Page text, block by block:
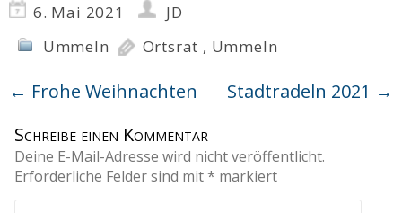
6. Mai 2021
JD
Ummeln
Ortsrat , Ummeln
← Frohe Weihnachten Stadtradeln 2021 →
Schreibe einen Kommentar
Deine E-Mail-Adresse wird nicht veröffentlicht.
Erforderliche Felder sind mit* markiert